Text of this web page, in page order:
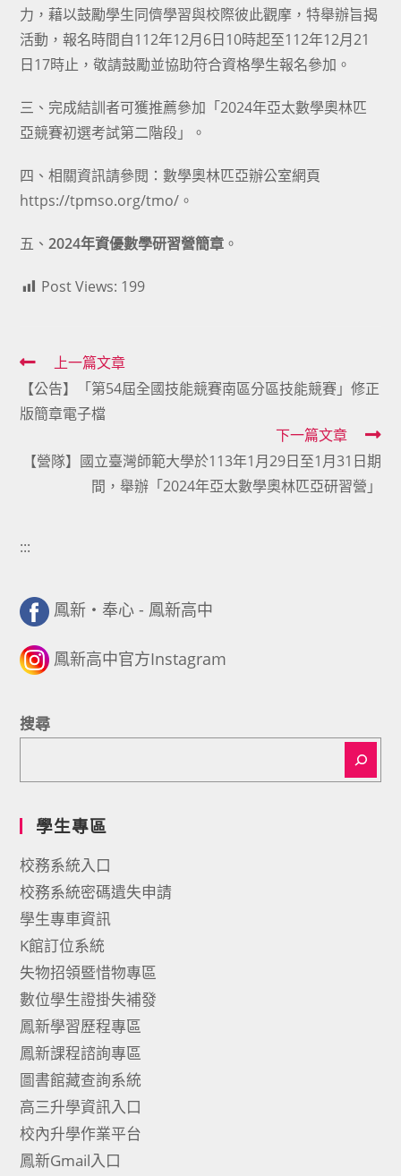
力，藉以鼓勵學生同儕學習與校際彼此觀摩，特舉辦旨揭
活動，報名時間自112年12月6日10時起至112年12月21
日17時止，敬請鼓勵並協助符合資格學生報名參加。
三、完成結訓者可獲推薦參加「2024年亞太數學奧林匹
亞競賽初選考試第二階段」。
四、相關資訊請參閱：數學奧林匹亞辦公室網頁
https://tpmso.org/tmo/。
五、2024年資優數學研習營簡章 。
Post Views: 199
Read
more
articles
上一篇文章
【公告】「第54屆全國技能競賽南區分區技能競賽」修正
版簡章電子檔
下一篇文章
【營隊】國立臺灣師範大學於113年1月29日至1月31日期
間，舉辦「2024年亞太數學奧林匹亞研習營」
:::
鳳新・奉心 - 鳳新高中
鳳新高中官方Instagram
搜尋
學生專區
校務系統入口
校務系統密碼遺失申請
學生專車資訊
K館訂位系統
失物招領暨惜物專區
數位學生證掛失補發
鳳新學習歷程專區
鳳新課程諮詢專區
圖書館藏查詢系統
高三升學資訊入口
校內升學作業平台
鳳新Gmail入口